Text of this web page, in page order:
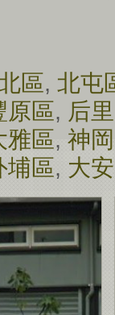
區, 北屯
原區, 后
雅區, 神
埔區, 大